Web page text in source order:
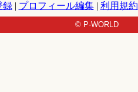
録| プロフィール編集| 利用規約
© P-WORLD